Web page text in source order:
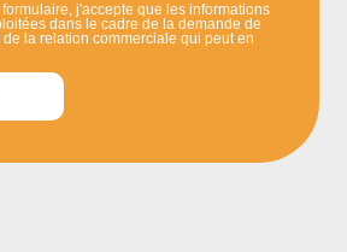
formulaire, j'accepte que les informations
dans le cadre de la demande de
la relation commerciale qui peut en